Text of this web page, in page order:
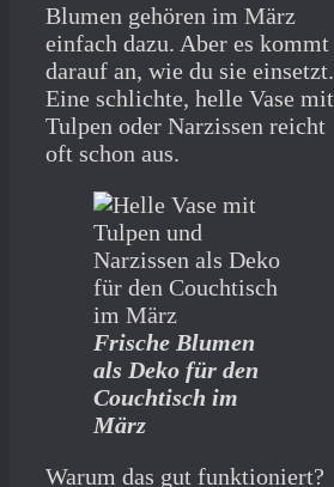
Blumen gehören im März
einfach dazu. Aber es kommt
darauf an, wie du sie einsetzt.
Eine schlichte, helle Vase mit
Tulpen oder Narzissen reicht
oft schon aus.
Frische Blumen
als Deko für den
Couchtisch im
März
Warum das gut funktioniert?